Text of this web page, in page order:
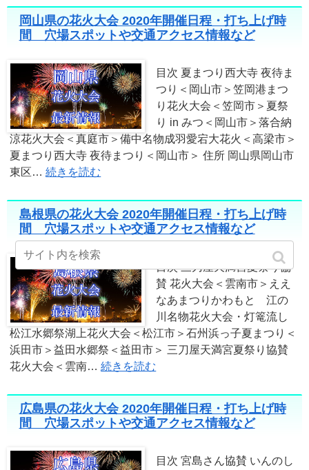
岡山県の花火大会 2020年開催日程・打ち上げ時
間 穴場スポットや交通アクセス情報など
目次 夏まつり西大寺 夜待ま
つり＜岡山市＞笠岡港まつ
り花火大会＜笠岡市＞夏祭
り in みつ＜岡山市＞落合納
涼花火大会＜真庭市＞備中名物成羽愛宕大花火＜高梁市＞
夏まつり西大寺 夜待まつり＜岡山市＞ 住所 岡山県岡山市
東区…続きを読む
島根県の花火大会 2020年開催日程・打ち上げ時
間 穴場スポットや交通アクセス情報など
目次 三刀屋天満宮夏祭り協
賛 花火大会＜雲南市＞ええ
なあまつりかわもと 江の
川名物花火大会・灯篭流し
松江水郷祭湖上花火大会＜松江市＞石州浜っ子夏まつり＜
浜田市＞益田水郷祭＜益田市＞ 三刀屋天満宮夏祭り協賛
花火大会＜雲南…続きを読む
広島県の花火大会 2020年開催日程・打ち上げ時
間 穴場スポットや交通アクセス情報など
目次 宮島さん協賛 いんのし